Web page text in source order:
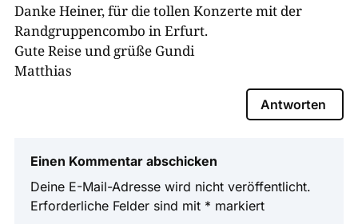
Danke Heiner, für die tollen Konzerte mit der
Randgruppencombo in Erfurt.
Gute Reise und grüße Gundi
Matthias
Antworten
Einen Kommentar abschicken
Deine E-Mail-Adresse wird nicht veröffentlicht.
Erforderliche Felder sind mit * markiert